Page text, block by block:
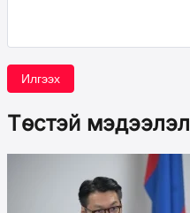
Илгээх
Төстэй мэдээлэл